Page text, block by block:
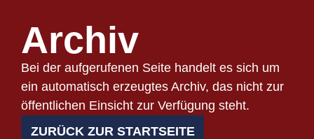
Archiv
Bei der aufgerufenen Seite handelt es sich um
ein automatisch erzeugtes Archiv, das nicht zur
öffentlichen Einsicht zur Verfügung steht.
ZURÜCK ZUR STARTSEITE